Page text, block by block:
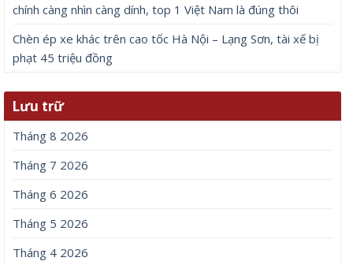
chính càng nhìn càng dính, top 1 Việt Nam là đúng thôi
Chèn ép xe khác trên cao tốc Hà Nội – Lạng Sơn, tài xế bị
phạt 45 triệu đồng
Lưu trữ
Tháng 8 2026
Tháng 7 2026
Tháng 6 2026
Tháng 5 2026
Tháng 4 2026